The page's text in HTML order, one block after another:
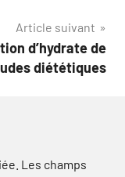
Article suivant
d’hydrate de
diététiques
Les champs